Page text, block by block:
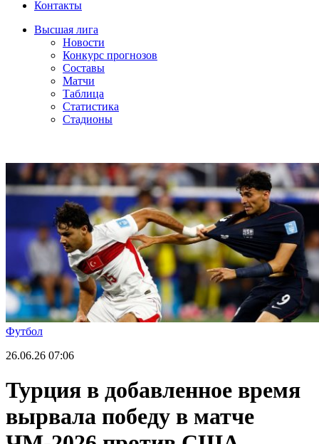
Контакты
Высшая лига
Новости
Конкурс прогнозов
Составы
Матчи
Таблица
Статистика
Стадионы
Футбол
26.06.26 07:06
Турция в добавленное время
вырвала победу в матче